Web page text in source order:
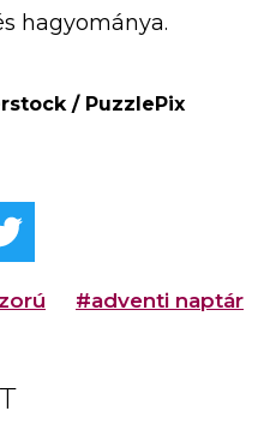
hagyománya.
/ PuzzlePix
#adventi naptár